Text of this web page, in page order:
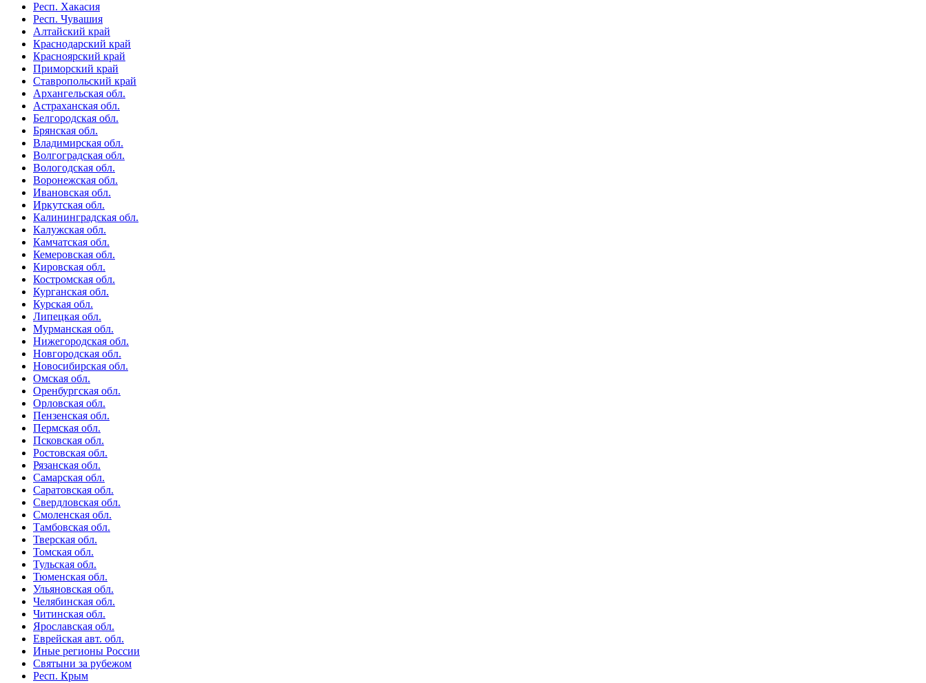
Респ. Хакасия
Респ. Чувашия
Алтайский край
Краснодарский край
Красноярский край
Приморский край
Ставропольский край
Архангельская обл.
Астраханская обл.
Белгородская обл.
Брянская обл.
Владимирская обл.
Волгоградская обл.
Вологодская обл.
Воронежская обл.
Ивановская обл.
Иркутская обл.
Калининградская обл.
Калужская обл.
Камчатская обл.
Кемеровская обл.
Кировская обл.
Костромская обл.
Курганская обл.
Курская обл.
Липецкая обл.
Мурманская обл.
Нижегородская обл.
Новгородская обл.
Новосибирская обл.
Омская обл.
Оренбургская обл.
Орловская обл.
Пензенская обл.
Пермская обл.
Псковская обл.
Ростовская обл.
Рязанская обл.
Самарская обл.
Саратовская обл.
Свердловская обл.
Смоленская обл.
Тамбовская обл.
Тверская обл.
Томская обл.
Тульская обл.
Тюменская обл.
Ульяновская обл.
Челябинская обл.
Читинская обл.
Ярославская обл.
Еврейская авт. обл.
Иные регионы России
Святыни за рубежом
Респ. Крым